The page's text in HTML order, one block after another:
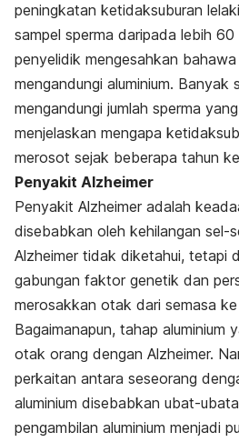
peningkatan ketidaksuburan
sampel sperma daripada lebih
penyelidik mengesahkan
mengandungi aluminium. Banyak
mengandungi jumlah sperma
menjelaskan mengapa
merosot sejak beberapa tahun
Penyakit Alzheimer
Penyakit Alzheimer adalah
disebabkan oleh kehilangan sel-
Alzheimer tidak diketahui, tetapi
gabungan faktor genetik dan
merosakkan otak dari semasa ke
Bagaimanapun, tahap aluminium
otak orang dengan Alzheimer.
perkaitan antara seseorang
aluminium disebabkan ubat-
pengambilan aluminium menjadi